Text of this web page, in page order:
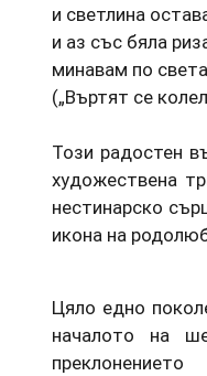
и светлина
и аз със бяла
минавам по
(„Въртят се
Този радостен
художествена
нестинарско
икона на
Цяло едно
началото на